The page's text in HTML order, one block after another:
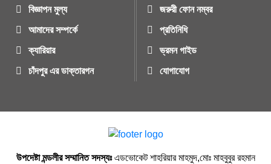
বিজ্ঞাপন মুল্য
আমাদের সম্পর্কে
ক্যারিয়ার
চাঁদপুর এর ডাক্তারগন
জরুরী ফোন নম্বর
প্রতিনিধি
ভ্রমন গাইড
যোগাযোগ
উপদেষ্টা মন্ডলীর সম্মানিত সদস্যঃএডভোকেট শাহরিয়ার মাহমুদ,মোঃ মাহবুবুর রহমান